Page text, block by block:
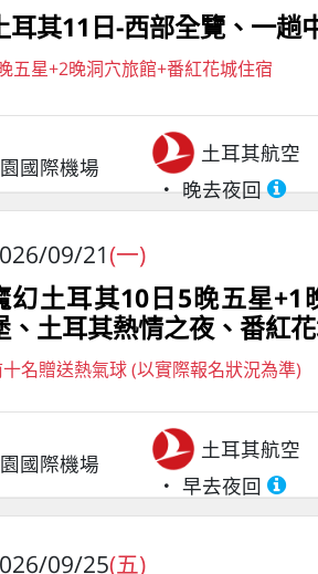
耳其11日-西部全覽、一趟
五星+2晚洞穴旅館+番紅花城住宿
國際機場
土耳其航空
晚去夜回
09/21(一)
幻土耳其10日5晚五星+1
、土耳其熱情之夜、番紅
名贈送熱氣球 (以實際報名狀況為準)
國際機場
土耳其航空
早去夜回
09/25(五)